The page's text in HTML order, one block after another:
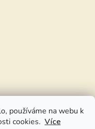
používáme na webu k
cookies. Více